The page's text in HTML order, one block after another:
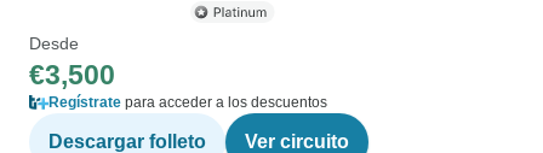
Desde
€3,500
Regístrate para acceder a los descuentos
Descargar folleto Ver circuito